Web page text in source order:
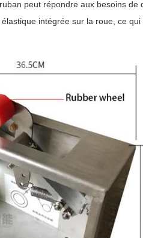
peut répondre aux besoins de
intégrée sur la roue, ce